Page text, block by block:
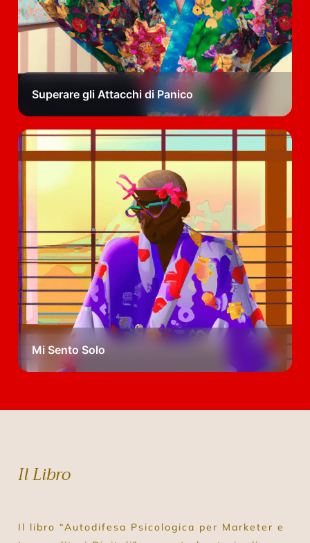
Superare gli Attacchi di Panico
Mi Sento Solo
Il Libro
Il libro “Autodifesa Psicologica per Marketer e